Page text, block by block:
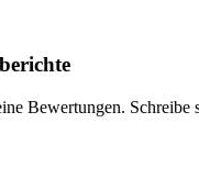
Bewertungen. Schreibe